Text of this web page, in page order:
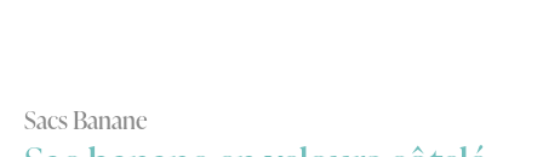
Sacs Banane